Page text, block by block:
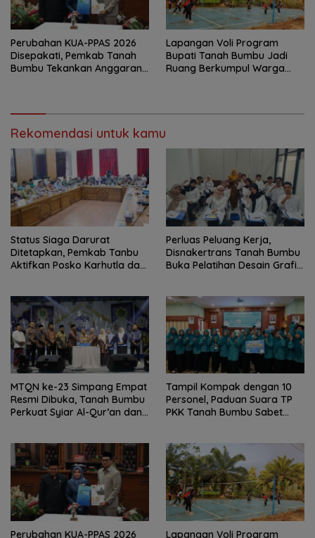
Perubahan KUA-PPAS 2026
Disepakati, Pemkab Tanah
Bumbu Tekankan Anggaran
Lapangan Voli Program
Bupati Tanah Bumbu Jadi
Ruang Berkumpul Warga
Rekomendasi untuk kamu
Status Siaga Darurat
Ditetapkan, Pemkab Tanbu
Aktifkan Posko Karhutla dan
Perluas Peluang Kerja,
Disnakertrans Tanah Bumbu
Buka Pelatihan Desain Grafis
MTQN ke-23 Simpang Empat
Resmi Dibuka, Tanah Bumbu
Perkuat Syiar Al-Qur’an dan
Tampil Kompak dengan 10
Personel, Paduan Suara TP
PKK Tanah Bumbu Sabet
Perubahan KUA-PPAS 2026
Lapangan Voli Program